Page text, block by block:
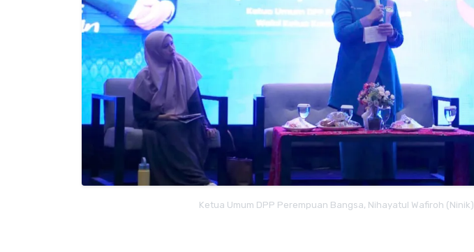
Ketua Umum DPP Perempuan Bangsa, Nihayatul Wafiroh (Ninik)